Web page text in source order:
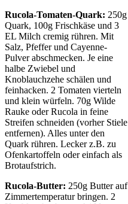
Rucola-Tomaten-Quark: 250g
Quark, 100g Frischkäse und 3
EL Milch cremig rühren. Mit
Salz, Pfeffer und Cayenne-
Pulver abschmecken. Je eine
halbe Zwiebel und
Knoblauchzehe schälen und
feinhacken. 2 Tomaten vierteln
und klein würfeln. 70g Wilde
Rauke oder Rucola in feine
Streifen schneiden (vorher Stiele
entfernen). Alles unter den
Quark rühren. Lecker z.B. zu
Ofenkartoffeln oder einfach als
Brotaufstrich.
Rucola-Butter: 250g Butter auf
Zimmertemperatur bringen. 2